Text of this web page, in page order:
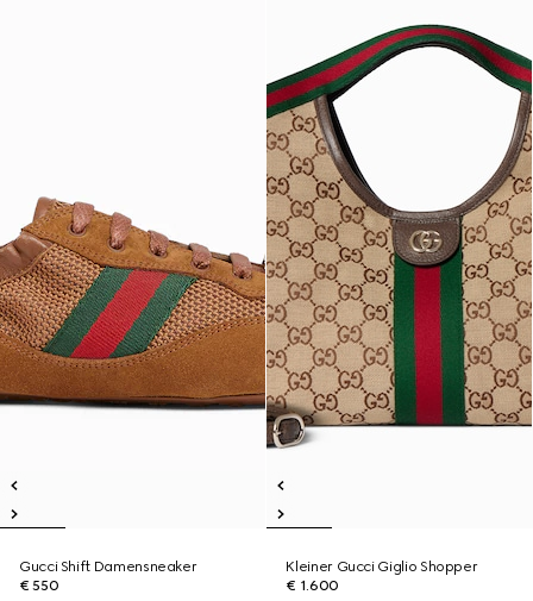
Gucci Shift Damensneaker
€ 550
Kleiner Gucci Giglio Shopper
€ 1.600